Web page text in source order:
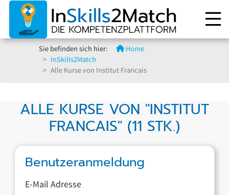
Sie befinden sich hier:
Home
InSkills2Match
Alle Kurse von Institut Francais
ALLE KURSE VON "INSTITUT
FRANCAIS" (11 STK.)
Benutzeranmeldung
E-Mail Adresse